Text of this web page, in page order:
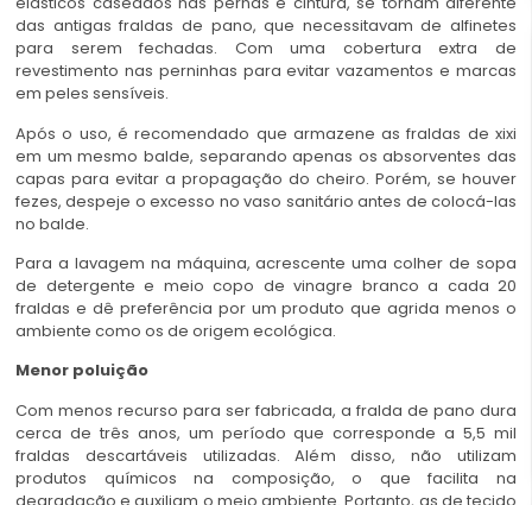
das antigas fraldas de pano, que necessitavam de alfinetes
para serem fechadas. Com uma cobertura extra de
revestimento nas perninhas para evitar vazamentos e marcas
em peles sensíveis.
Após o uso, é recomendado que armazene as fraldas de xixi
em um mesmo balde, separando apenas os absorventes das
capas para evitar a propagação do cheiro. Porém, se houver
fezes, despeje o excesso no vaso sanitário antes de colocá-las
no balde.
Para a lavagem na máquina, acrescente uma colher de sopa
de detergente e meio copo de vinagre branco a cada 20
fraldas e dê preferência por um produto que agrida menos o
ambiente como os de origem ecológica.
Menor poluição
Com menos recurso para ser fabricada, a fralda de pano dura
cerca de três anos, um período que corresponde a 5,5 mil
fraldas descartáveis utilizadas. Além disso, não utilizam
produtos químicos na composição, o que facilita na